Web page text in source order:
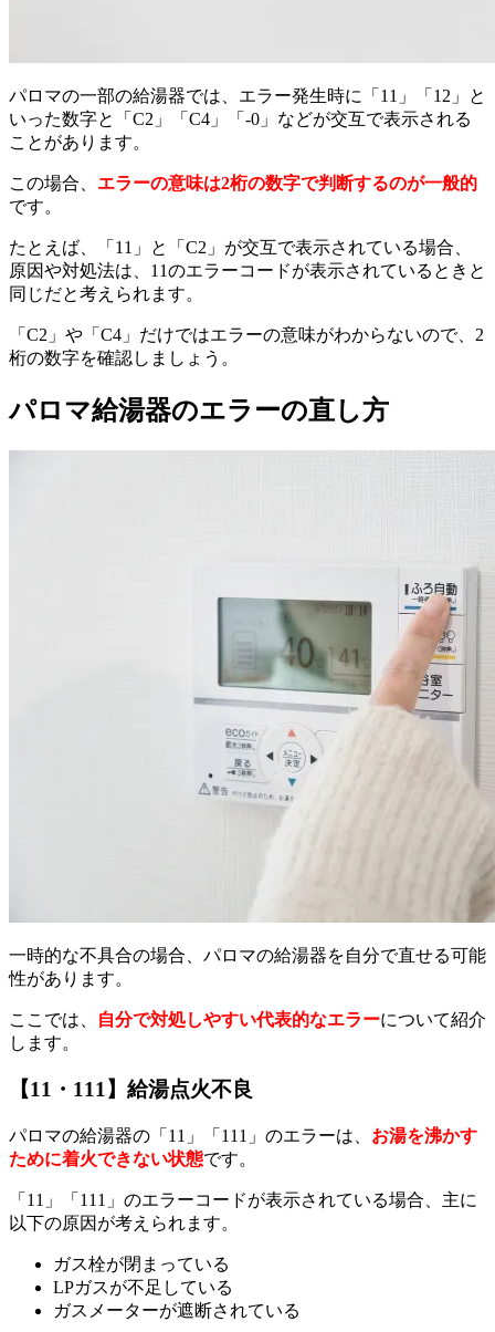
パロマの一部の給湯器では、エラー発生時に「11」「12」と
いった数字と「C2」「C4」「-0」などが交互で表示される
ことがあります。
この場合、 エラーの意味は2桁の数字で判断するのが一般的
です。
たとえば、「11」と「C2」が交互で表示されている場合、
原因や対処法は、11のエラーコードが表示されているときと
同じだと考えられます。
「C2」や「C4」だけではエラーの意味がわからないので、2
桁の数字を確認しましょう。
パロマ給湯器のエラーの直し方
一時的な不具合の場合、パロマの給湯器を自分で直せる可能
性があります。
ここでは、 自分で対処しやすい代表的なエラーについて紹介
します。
【11・111】給湯点火不良
パロマの給湯器の「11」「111」のエラーは、 お湯を沸かす
ために着火できない状態です。
「11」「111」のエラーコードが表示されている場合、主に
以下の原因が考えられます。
ガス栓が閉まっている
LPガスが不足している
ガスメーターが遮断されている